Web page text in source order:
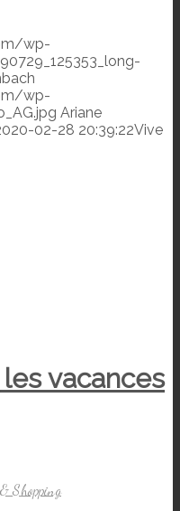
wp-
wp-
Ariane
02-28 20:39:22Vive
vacances
Shopping